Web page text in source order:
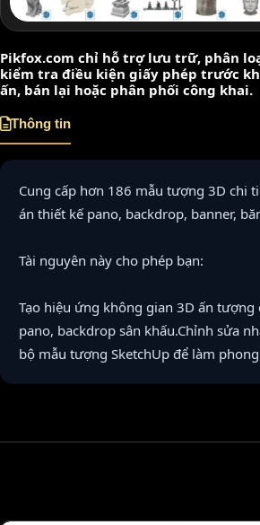
Pikfox.com chỉ hỗ trợ lưu trữ, phân
kiểm tra điều kiện giấy phép trước
ấn, bán lại hoặc phân phối công khai.
Thông tin
Cung cấp hơn 186 mẫu tượng 3D chi
án thiết kế pano, backdrop, banner,
Tài nguyên này cho phép bạn:
Tạo hiệu ứng không gian 3D ấn
pano, backdrop sân khấu.Chỉnh sửa
bộ mẫu tượng SketchUp để làm